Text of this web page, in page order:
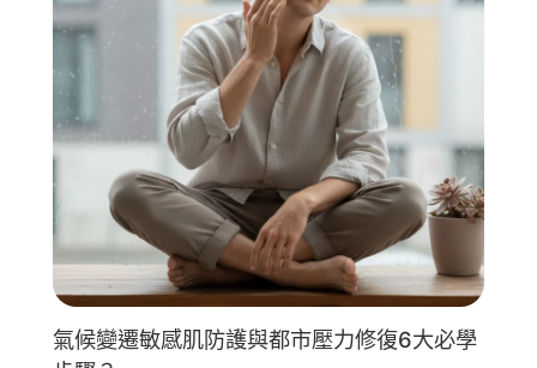
氣候變遷敏感肌防護與都市壓力修復6大必學